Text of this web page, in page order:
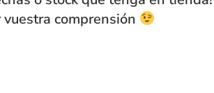
vuestra comprensión